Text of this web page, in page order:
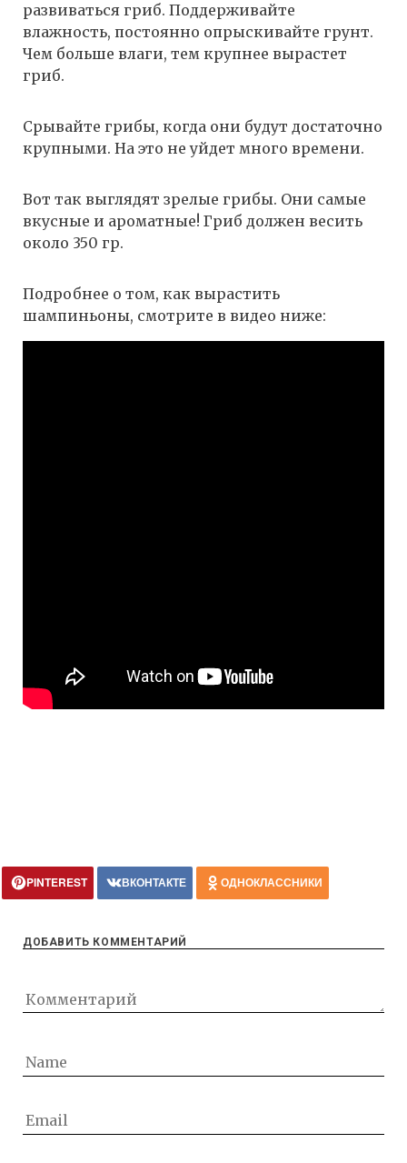
развиваться гриб. Поддерживайте
влажность, постоянно опрыскивайте грунт.
Чем больше влаги, тем крупнее вырастет
гриб.
Срывайте грибы, когда они будут достаточно
крупными. На это не уйдет много времени.
Вот так выглядят зрелые грибы. Они самые
вкусные и ароматные! Гриб должен весить
около 350 гр.
Подробнее о том, как вырастить
шампиньоны, смотрите в видео ниже:
PINTEREST ВКОНТАКТЕ ОДНОКЛАССНИКИ
ДОБАВИТЬ КОММЕНТАРИЙ